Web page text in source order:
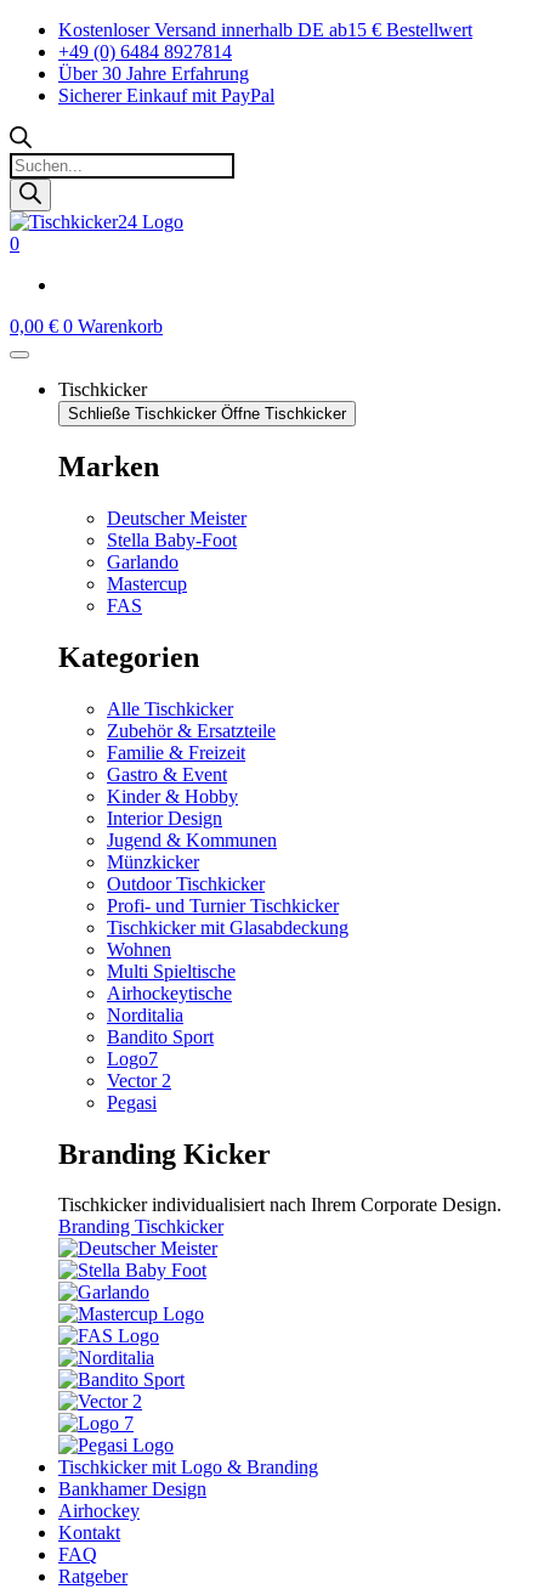
Zum
Inhalt
springen
Kostenloser Versand innerhalb DE ab15 € Bestellwert
+49 (0) 6484 8927814
Über 30 Jahre Erfahrung
Sicherer Einkauf mit PayPal
Products
search
0
0,00 € 0 Warenkorb
Tischkicker
Schließe Tischkicker Öffne Tischkicker
Marken
Deutscher Meister
Stella Baby-Foot
Garlando
Mastercup
FAS
Kategorien
Alle Tischkicker
Zubehör & Ersatzteile
Familie & Freizeit
Gastro & Event
Kinder & Hobby
Interior Design
Jugend & Kommunen
Münzkicker
Outdoor Tischkicker
Profi- und Turnier Tischkicker
Tischkicker mit Glasabdeckung
Wohnen
Multi Spieltische
Airhockeytische
Norditalia
Bandito Sport
Logo7
Vector 2
Pegasi
Branding Kicker
Tischkicker individualisiert nach Ihrem Corporate Design.
Branding Tischkicker
Tischkicker mit Logo & Branding
Bankhamer Design
Airhockey
Kontakt
FAQ
Ratgeber